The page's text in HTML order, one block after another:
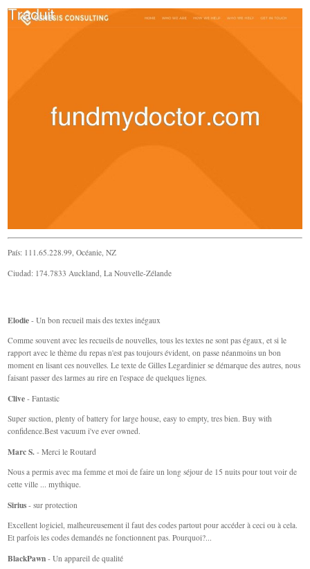
País: 111.65.228.99, Océanie, NZ
Ciudad: 174.7833 Auckland, La Nouvelle-Zélande
Elodie - Un bon recueil mais des textes inégaux
Comme souvent avec les recueils de nouvelles, tous les textes ne sont pas égaux, et si le
rapport avec le thème du repas n'est pas toujours évident, on passe néanmoins un bon
moment en lisant ces nouvelles. Le texte de Gilles Legardinier se démarque des autres, nous
faisant passer des larmes au rire en l'espace de quelques lignes.
Clive - Fantastic
Super suction, plenty of battery for large house, easy to empty, tres bien. Buy with
confidence.Best vacuum i've ever owned.
Marc S. - Merci le Routard
Nous a permis avec ma femme et moi de faire un long séjour de 15 nuits pour tout voir de
cette ville ... mythique.
Sirius - sur protection
Excellent logiciel, malheureusement il faut des codes partout pour accéder à ceci ou à cela.
Et parfois les codes demandés ne fonctionnent pas. Pourquoi?...
BlackPawn - Un appareil de qualité